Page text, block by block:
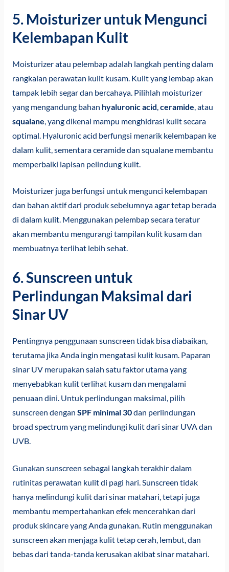
5. Moisturizer untuk Mengunci
Kelembapan Kulit
Moisturizer atau pelembap adalah langkah penting dalam
rangkaian perawatan kulit kusam. Kulit yang lembap akan
tampak lebih segar dan bercahaya. Pilihlah moisturizer
yang mengandung bahan hyaluronic acid,ceramide, atau
squalane, yang dikenal mampu menghidrasi kulit secara
optimal. Hyaluronic acid berfungsi menarik kelembapan ke
dalam kulit, sementara ceramide dan squalane membantu
memperbaiki lapisan pelindung kulit.
Moisturizer juga berfungsi untuk mengunci kelembapan
dan bahan aktif dari produk sebelumnya agar tetap berada
di dalam kulit. Menggunakan pelembap secara teratur
akan membantu mengurangi tampilan kulit kusam dan
membuatnya terlihat lebih sehat.
6. Sunscreen untuk
Perlindungan Maksimal dari
Sinar UV
Pentingnya penggunaan sunscreen tidak bisa diabaikan,
terutama jika Anda ingin mengatasi kulit kusam. Paparan
sinar UV merupakan salah satu faktor utama yang
menyebabkan kulit terlihat kusam dan mengalami
penuaan dini. Untuk perlindungan maksimal, pilih
sunscreen dengan SPF minimal 30dan perlindungan
broad spectrum yang melindungi kulit dari sinar UVA dan
UVB.
Gunakan sunscreen sebagai langkah terakhir dalam
rutinitas perawatan kulit di pagi hari. Sunscreen tidak
hanya melindungi kulit dari sinar matahari, tetapi juga
membantu mempertahankan efek mencerahkan dari
produk skincare yang Anda gunakan. Rutin menggunakan
sunscreen akan menjaga kulit tetap cerah, lembut, dan
bebas dari tanda-tanda kerusakan akibat sinar matahari.